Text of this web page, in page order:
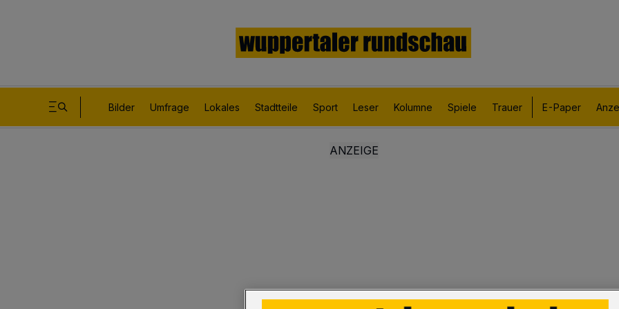
Bilder Umfrage Lokales Stadtteile Sport Leser Kolumne Spiele Trauer E-Paper